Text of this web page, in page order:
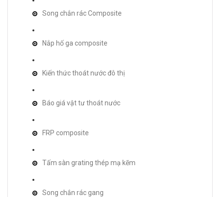
Song chắn rác Composite
Nắp hố ga composite
Kiến thức thoát nước đô thị
Báo giá vật tư thoát nước
FRP composite
Tấm sàn grating thép mạ kẽm
Song chắn rác gang